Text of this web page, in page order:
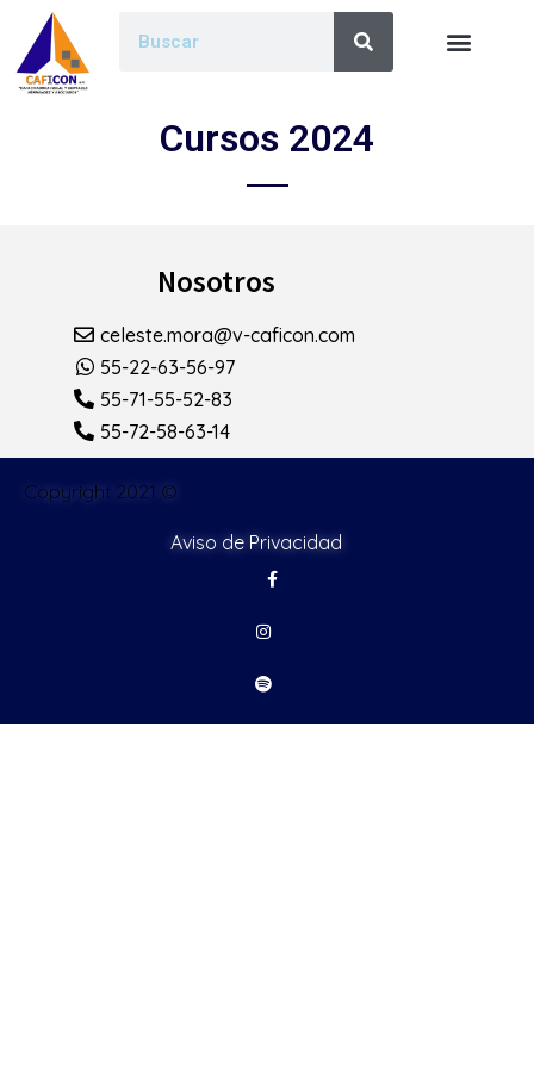
Cursos 2024
Nosotros
celeste.mora@v-caficon.com
55-22-63-56-97
55-71-55-52-83
55-72-58-63-14
Copyright 2021 ©
Aviso de Privacidad